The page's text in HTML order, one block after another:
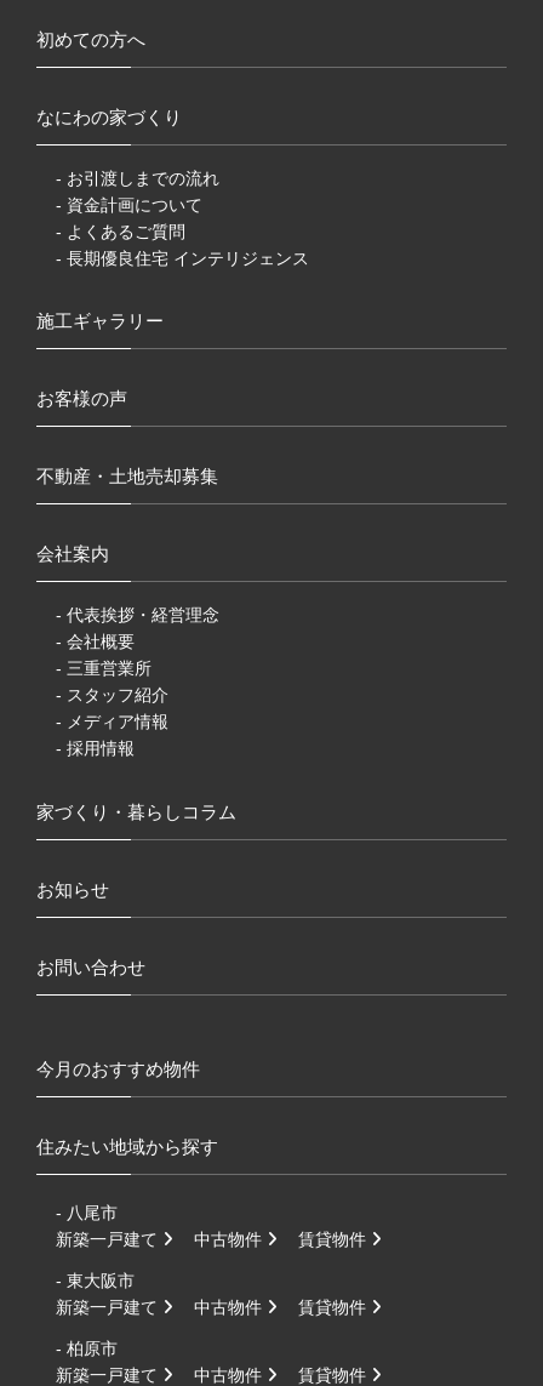
初めての方へ
なにわの家づくり
- お引渡しまでの流れ
- 資金計画について
- よくあるご質問
- 長期優良住宅 インテリジェンス
施工ギャラリー
お客様の声
不動産・土地売却募集
会社案内
- 代表挨拶・経営理念
- 会社概要
- 三重営業所
- スタッフ紹介
- メディア情報
- 採用情報
家づくり・暮らしコラム
お知らせ
お問い合わせ
今月のおすすめ物件
住みたい地域から探す
- 八尾市
新築一戸建て
中古物件 賃貸物件
- 東大阪市
新築一戸建て
中古物件 賃貸物件
- 柏原市
新築一戸建て
中古物件 賃貸物件